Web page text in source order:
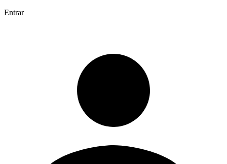
Entrar